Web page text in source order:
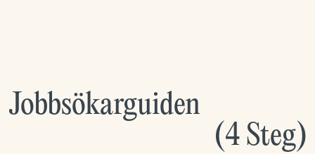
Jobbsökarguiden
(4 Steg)